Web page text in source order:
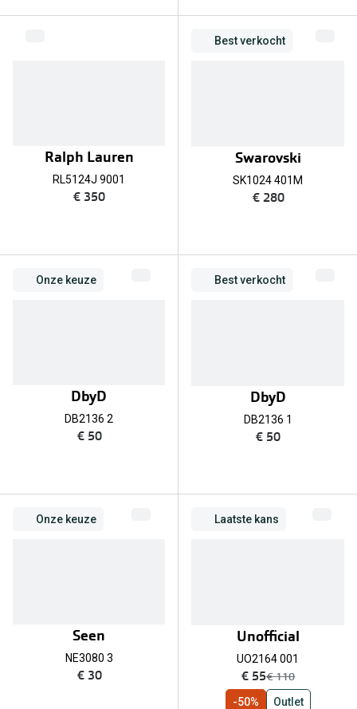
Michael Kors
Emporio Armani
Oakley
Ralph Lauren
Online hulp & advies
Online bril kopen in maar 4 stappen
Brillentrends
Doe de
Ralph Lauren
RL5124J 9001
€ 350
Best verkocht
Swarovski
SK1024 401M
€ 280
Onze keuze
DbyD
DB2136 2
€ 50
Best verkocht
DbyD
DB2136 1
€ 50
Onze keuze
Seen
NE3080 3
€ 30
Laatste kans
Unofficial
UO2164 001
nu:
€ 55was:
€ 110
-50% Outlet